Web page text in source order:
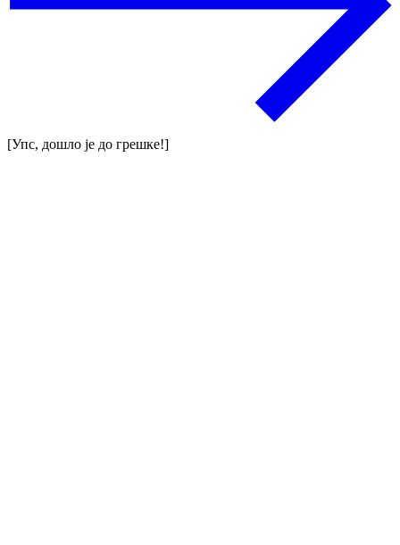
[Упс, дошло је до грешке!]